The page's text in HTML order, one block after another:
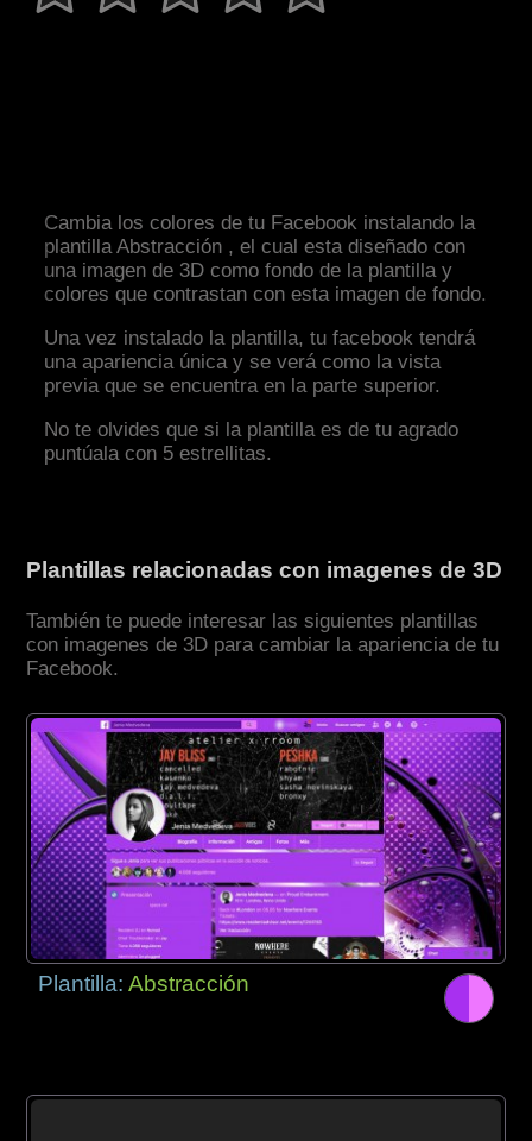
Cambia los colores de tu Facebook instalando la
plantilla Abstracción , el cual esta diseñado con
una imagen de 3D como fondo de la plantilla y
colores que contrastan con esta imagen de fondo.
Una vez instalado la plantilla, tu facebook tendrá
una apariencia única y se verá como la vista
previa que se encuentra en la parte superior.
No te olvides que si la plantilla es de tu agrado
puntúala con 5 estrellitas.
Plantillas relacionadas con imagenes de 3D
También te puede interesar las siguientes plantillas
con imagenes de 3D para cambiar la apariencia de tu
Facebook.
Plantilla:Abstracción